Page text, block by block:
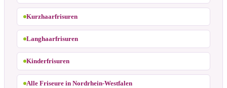
Kurzhaarfrisuren
Langhaarfrisuren
Kinderfrisuren
Alle Friseure in Nordrhein-Westfalen